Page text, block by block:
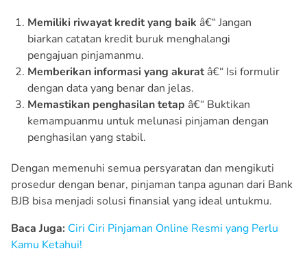
Memiliki riwayat kredit yang baik â€“ Jangan
biarkan catatan kredit buruk menghalangi
pengajuan pinjamanmu.
Memberikan informasi yang akuratâ€“ Isi formulir
dengan data yang benar dan jelas.
Memastikan penghasilan tetap â€“ Buktikan
kemampuanmu untuk melunasi pinjaman dengan
penghasilan yang stabil.
Dengan memenuhi semua persyaratan dan mengikuti
prosedur dengan benar, pinjaman tanpa agunan dari Bank
BJB bisa menjadi solusi finansial yang ideal untukmu.
Baca Juga: Ciri Ciri Pinjaman Online Resmi yang Perlu
Kamu Ketahui!